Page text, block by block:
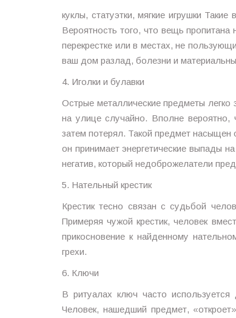
куклы, статуэтки, мягкие игрушки
Вероятность того, что вещь пропитана
перекрестке или в местах, не
ваш дом разлад, болезни и
4. Иголки и булавки
Острые металлические предметы легко
на улице случайно. Вполне вероятно,
затем потерял. Такой предмет насыщен
он принимает энергетические выпады
негатив, который недоброжелатели
5. Нательный крестик
Крестик тесно связан с судьбой
Примеряя чужой крестик, человек
прикосновение к найденному
грехи.
6. Ключи
В ритуалах ключ часто
Человек, нашедший предмет,